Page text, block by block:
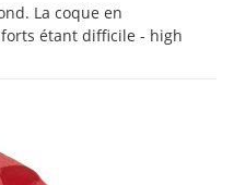
La coque en
étant difficile - high